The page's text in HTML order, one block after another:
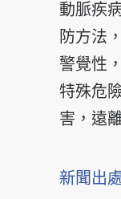
動脈疾
防方法
警覺性
特殊危
害，遠
新聞出